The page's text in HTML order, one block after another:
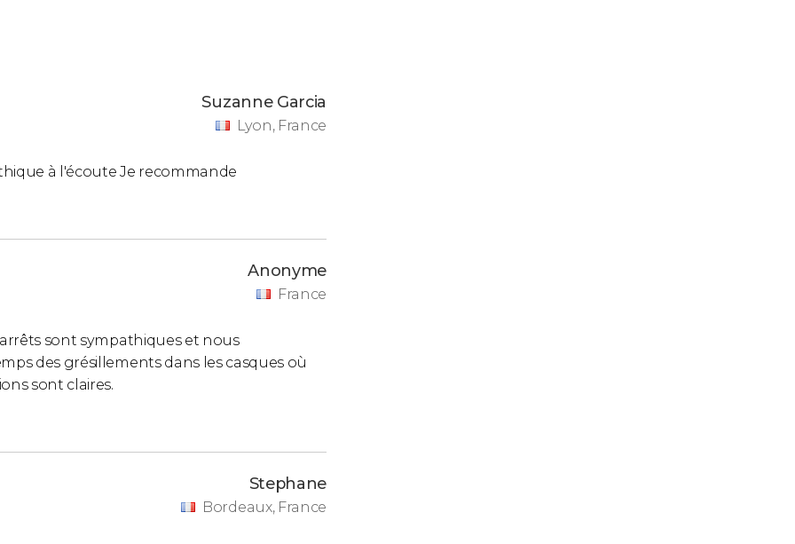
les 30 minutes de 09h15 à 18h45.
une visite guidée à pied du quartier
du bus et de plonger dans l'ère
(en face du Monastère des
. L'itinéraire du
vers les quartiers les plus
Suzanne Garcia
Lyon, France
à l'écoute Je recommande
Anonyme
France
sont sympathiques et nous
des grésillements dans les casques où
sont claires.
Stephane
Bordeaux, France